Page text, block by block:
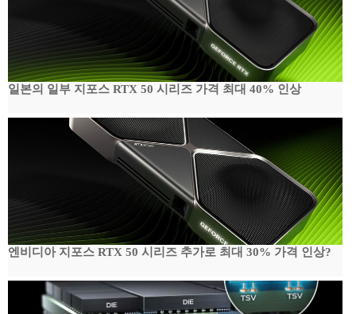
일본의 일부 지포스 RTX 50 시리즈 가격 최대 40% 인상
엔비디아 지포스 RTX 50 시리즈 추가로 최대 30% 가격 인상?